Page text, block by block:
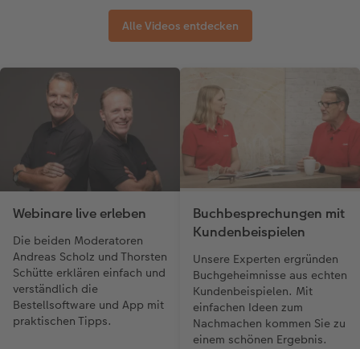
Alle Videos entdecken
Webinare live erleben
Die beiden Moderatoren
Andreas Scholz und Thorsten
Schütte erklären einfach und
verständlich die
Bestellsoftware und App mit
praktischen Tipps.
Buchbesprechungen mit
Kundenbeispielen
Unsere Experten ergründen
Buchgeheimnisse aus echten
Kundenbeispielen. Mit
einfachen Ideen zum
Nachmachen kommen Sie zu
einem schönen Ergebnis.